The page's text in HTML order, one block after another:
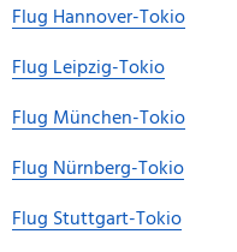
Flug Hannover-Tokio
Flug Leipzig-Tokio
Flug München-Tokio
Flug Nürnberg-Tokio
Flug Stuttgart-Tokio